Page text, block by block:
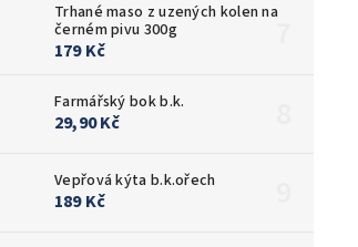
Trhané maso z uzených kolen na
černém pivu 300g
179 Kč
Farmářský bok b.k.
29,90 Kč
Vepřová kýta b.k.ořech
189 Kč